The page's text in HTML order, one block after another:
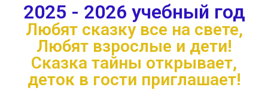
2025 - 2026 учебный год
Любят сказку все на свете,
Любят взрослые и дети!
Сказка тайны открывает,
деток в гости приглашает!